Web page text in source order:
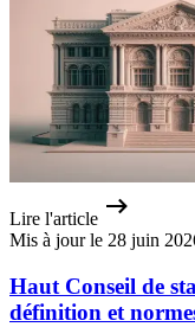
Lire l'article
Mis à jour le 28 juin
Haut Conseil de
définition et